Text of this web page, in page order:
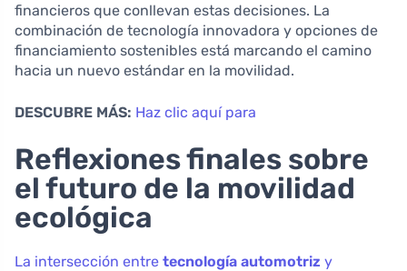
financieros que conllevan estas decisiones. La
combinación de tecnología innovadora y opciones de
financiamiento sostenibles está marcando el camino
hacia un nuevo estándar en la movilidad.
DESCUBRE MÁS: Haz clic aquí para
Reflexiones finales sobre
el futuro de la movilidad
ecológica
La intersección entre tecnología automotriz y